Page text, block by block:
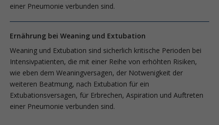
einer Pneumonie verbunden sind.
Ernährung bei Weaning und Extubation
Weaning und Extubation sind sicherlich kritische Perioden bei
Intensivpatienten, die mit einer Reihe von erhöhten Risiken,
wie eben dem Weaningversagen, der Notwenigkeit der
weiteren Beatmung, nach Extubation für ein
Extubationsversagen, für Erbrechen, Aspiration und Auftreten
einer Pneumonie verbunden sind.